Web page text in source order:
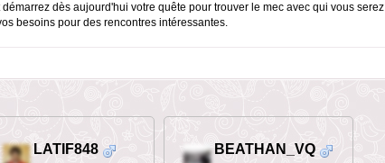
dès aujourd'hui votre quête pour trouver le mec avec qui vous serez
besoins pour des rencontres intéressantes.
LATIF848 BEATHAN_VQ